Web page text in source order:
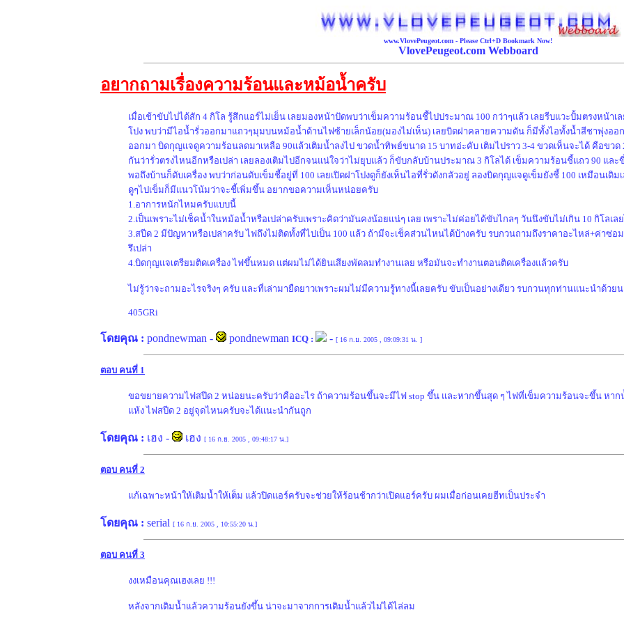
www.VlovePeugeot.com - Please Ctrl+D Bookmark Now!
VlovePeugeot.com Webboard
อยากถามเรื่องความร้อนและหม้อน้ำครับ
เมื่อเช้าขับไปได้สัก 4 กิโล รู้สึกแอร์ไม่เย็น เลยมองหน้าปัดพบว่าเข็มความร้อนชี้ไปประมาณ 100 กว่าๆแล้ว เลยรีบแวะปั้มตรงหน้าเ
โปง พบว่ามีไอน้ำรั่วออกมาแถวๆมุมบนหม้อน้ำด้านไฟซ้ายเล็กน้อย(มองไม่เห็น) เลยบิดฝาคลายความดัน ก็มีทั้งไอทั้งน้ำสีชาพุ่งออ
ออกมา บิดกุญแจดูความร้อนลดมาเหลือ 90แล้วเติมน้ำลงไป ขวดน้ำทิพย์ขนาด 15 บาทอ่ะคับ เติมไปราว 3-4 ขวดเห็นจะได้ คือขว
กันว่ารั่วตรงไหนอีกหรือเปล่า เลยลองเติมไปอีกจนแน่ใจว่าไม่ยุบแล้ว ก็ขับกลับบ้านประมาณ 3 กิโลได้ เข็มความร้อนชี้แถว 90 แล
พอถึงบ้านก็ดับเครื่อง พบว่าก่อนดับเข็มชี้อยู่ที่ 100 เลยเปิดฝาโปงดูก็ยังเห็นไอที่รั่วดังกลัวอยู่ ลองบิดกุญแจดูเข็มยังชี้ 100 เหมือนเดิ
ดูๆไปเข็มก็มีแนวโน้มว่าจะชี้เพิ่มขึ้น อยากขอความเห็นหน่อยครับ
1.อาการหนักไหมครับแบบนี้
2.เป็นเพราะไม่เช็คน้ำในหม้อน้ำหรือเปล่าครับเพราะคิดว่ามันคงน้อยแน่ๆ เลย เพราะไม่ค่อยได้ขับไกลๆ วันนึงขับไม่เกิน 10 กิโลเล
3.สปีด 2 มีปัญหาหรือเปล่าครับ ไฟถึงไม่ติดทั้งที่ไปเป็น 100 แล้ว ถ้ามีจะเช็คส่วนไหนได้บ้างครับ รบกวนถามถึงราคาอะไหล่+ค่าซ่อ
รึเปล่า
4.บิดกุญแจเตรียมติดเครื่อง ไฟขึ้นหมด แต่ผมไม่ได้ยินเสียงพัดลมทำงานเลย หรือมันจะทำงานตอนติดเครื่องแล้วครับ
ไม่รู้ว่าจะถามอะไรจริงๆ ครับ และที่เล่ามายืดยาวเพราะผมไม่มีความรู้ทางนี้เลยครับ ขับเป็นอย่างเดียว รบกวนทุกท่านแนะนำด้วย
405GRi
โดยคุณ : pondnewman - pondnewman ICQ : - [ 16 ก.ย. 2005 , 09:09:31 น. ]
ตอบ คนที่ 1
ขอขยายความไฟสปีด 2 หน่อยนะครับว่าคืออะไร ถ้าความร้อนขึ้นจะมีไฟ stop ขึ้น และหากขึ้นสุด ๆ ไฟที่เข็มความร้อนจะขึ้น หา
แห้ง ไฟสปีด 2 อยู่จุดไหนครับจะได้แนะนำกันถูก
โดยคุณ : เฮง - เฮง [ 16 ก.ย. 2005 , 09:48:17 น.]
ตอบ คนที่ 2
แก้เฉพาะหน้าให้เติมน้ำให้เต็ม แล้วปิดแอร์ครับจะช่วยให้ร้อนช้ากว่าเปิดแอร์ครับ ผมเมื่อก่อนเคยฮีทเป็นประจำ
โดยคุณ : serial [ 16 ก.ย. 2005 , 10:55:20 น.]
ตอบ คนที่ 3
งงเหมือนคุณเฮงเลย !!!
หลังจากเติมน้ำแล้วความร้อนยังขึ้น น่าจะมาจากการเติมน้ำแล้วไม่ได้ไล่ลม